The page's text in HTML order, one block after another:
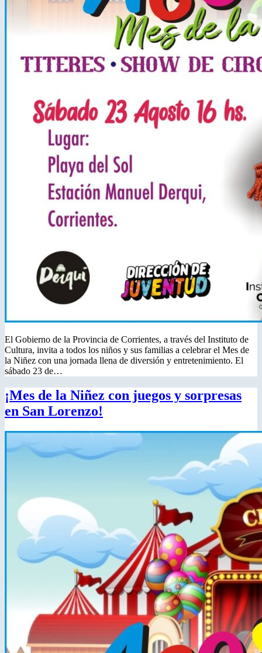
El Gobierno de la Provincia de Corrientes, a través del Instituto de
Cultura, invita a todos los niños y sus familias a celebrar el Mes de
la Niñez con una jornada llena de diversión y entretenimiento. El
sábado 23 de…
¡Mes de la Niñez con juegos y sorpresas
en San Lorenzo!